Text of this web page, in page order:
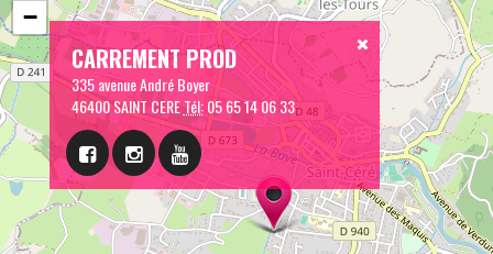
CARREMENT PROD
335 avenue André Boyer
46400 SAINT CERETél:05 65 14 06 33
−